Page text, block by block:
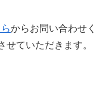
からお問い合わせく
ていただきます。